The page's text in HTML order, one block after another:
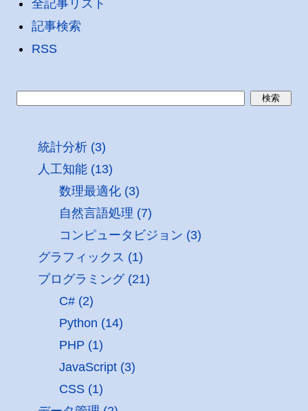
全記事リスト
記事検索
RSS
統計分析 (3)
人工知能 (13)
数理最適化 (3)
自然言語処理 (7)
コンピュータビジョン (3)
グラフィックス (1)
プログラミング (21)
C# (2)
Python (14)
PHP (1)
JavaScript (3)
CSS (1)